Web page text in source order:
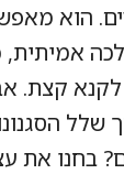
מאפשר
כזו
קצת. אבל
את עצמכם